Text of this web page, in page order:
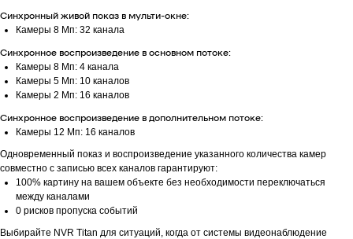
Синхронный живой показ в мульти-окне:
Камеры 8 Мп: 32 канала
Синхронное воспроизведение в основном потоке:
Камеры 8 Мп: 4 канала
Камеры 5 Мп: 10 каналов
Камеры 2 Мп: 16 каналов
Синхронное воспроизведение в дополнительном потоке:
Камеры 12 Мп: 16 каналов
Одновременный показ и воспроизведение указанного количества камер
совместно с записью всех каналов гарантируют:
100% картину на вашем объекте без необходимости переключаться
между каналами
0 рисков пропуска событий
Выбирайте NVR Titan для ситуаций, когда от системы видеонаблюдение